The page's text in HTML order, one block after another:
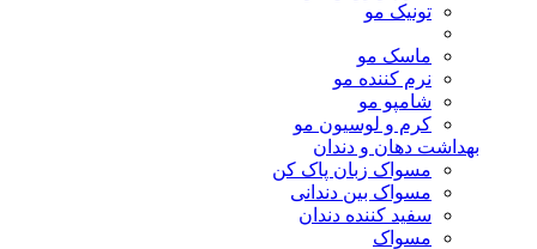
تونیک مو
ماسک مو
نرم کننده مو
شامپو مو
کرم و لوسیون مو
بهداشت دهان و دندان
مسواک زبان پاک کن
مسواک بین دندانی
سفید کننده دندان
مسواک